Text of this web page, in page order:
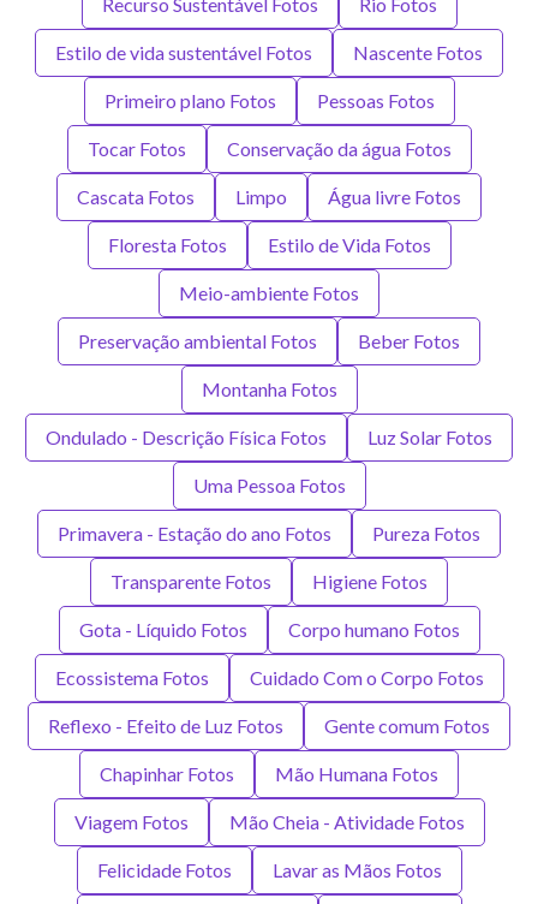
Estilo de vida sustentável Fotos Nascente Fotos
Primeiro plano Fotos Pessoas Fotos
Tocar Fotos Conservação da água Fotos
Cascata Fotos Limpo Água livre Fotos
Floresta Fotos Estilo de Vida Fotos
Meio-ambiente Fotos
Preservação ambiental Fotos Beber Fotos
Montanha Fotos
Ondulado - Descrição Física Fotos Luz Solar Fotos
Uma Pessoa Fotos
Primavera - Estação do ano Fotos Pureza Fotos
Transparente Fotos Higiene Fotos
Gota - Líquido Fotos Corpo humano Fotos
Ecossistema Fotos Cuidado Com o Corpo Fotos
Reflexo - Efeito de Luz Fotos Gente comum Fotos
Chapinhar Fotos Mão Humana Fotos
Viagem Fotos Mão Cheia - Atividade Fotos
Felicidade Fotos Lavar as Mãos Fotos